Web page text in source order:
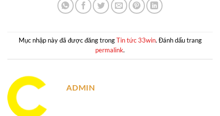
Mục nhập này đã được đăng trongTin tức 33win. Đánh dấu trang
permalink.
ADMIN